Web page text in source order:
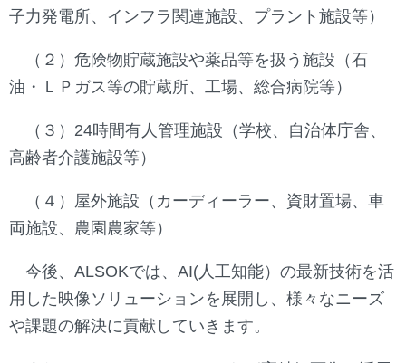
子力発電所、インフラ関連施設、プラント施設等）
（２）危険物貯蔵施設や薬品等を扱う施設（石
油・ＬＰガス等の貯蔵所、工場、総合病院等）
（３）24時間有人管理施設（学校、自治体庁舎、
高齢者介護施設等）
（４）屋外施設（カーディーラー、資財置場、車
両施設、農園農家等）
今後、ALSOKでは、AI(人工知能）の最新技術を活
用した映像ソリューションを展開し、様々なニーズ
や課題の解決に貢献していきます。